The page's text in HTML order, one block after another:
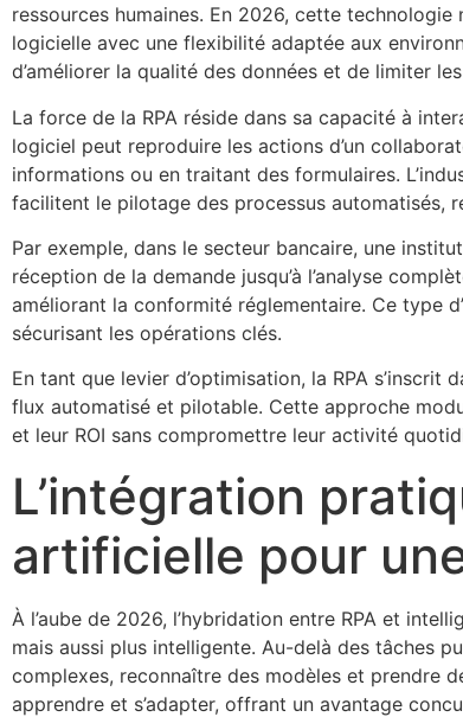
ressources humaines. En 2026, cette
logicielle avec une flexibilité adaptée aux
d’améliorer la qualité des données et de limiter
La force de la RPA réside dans sa capacité à
logiciel peut reproduire les actions d’un
informations ou en traitant des formulaires.
facilitent le pilotage des processus automatisés,
Par exemple, dans le secteur bancaire, une
réception de la demande jusqu’à l’analyse
améliorant la conformité réglementaire. Ce type
sécurisant les opérations clés.
En tant que levier d’optimisation, la RPA
flux automatisé et pilotable. Cette approche
et leur ROI sans compromettre leur activité
L’intégration
artificielle pour
À l’aube de 2026, l’hybridation entre RPA et
mais aussi plus intelligente. Au-delà des tâches
complexes, reconnaître des modèles et prendre
apprendre et s’adapter, offrant un avantage